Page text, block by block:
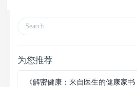
为您推荐
《解密健康：来自医生的健康家书